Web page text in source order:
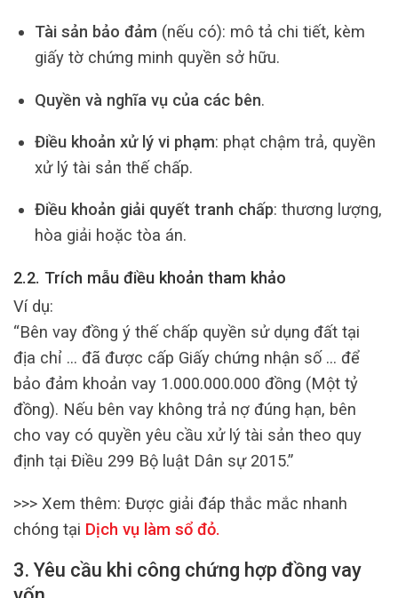
Tài sản bảo đảm (nếu có): mô tả chi tiết, kèm
giấy tờ chứng minh quyền sở hữu.
Quyền và nghĩa vụ của các bên.
Điều khoản xử lý vi phạm: phạt chậm trả, quyền
xử lý tài sản thế chấp.
Điều khoản giải quyết tranh chấp: thương lượng,
hòa giải hoặc tòa án.
2.2. Trích mẫu điều khoản tham khảo
Ví dụ:
“Bên vay đồng ý thế chấp quyền sử dụng đất tại
địa chỉ … đã được cấp Giấy chứng nhận số … để
bảo đảm khoản vay 1.000.000.000 đồng (Một tỷ
đồng). Nếu bên vay không trả nợ đúng hạn, bên
cho vay có quyền yêu cầu xử lý tài sản theo quy
định tại Điều 299 Bộ luật Dân sự 2015.”
>>> Xem thêm: Được giải đáp thắc mắc nhanh
chóng tại Dịch vụ làm sổ đỏ.
3. Yêu cầu khi công chứng hợp đồng vay